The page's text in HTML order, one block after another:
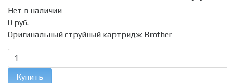
Нет в наличии
0 руб.
Оригинальный струйный картридж Brother
Купить